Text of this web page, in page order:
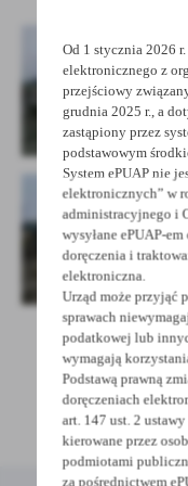
korzystania z
jej do Twoich
funkcjonalne i
dostępność większej
Więcej
Analityczne
Analityczne pliki
dostosowywać do
Cookies analityczne
wykorzystywania witryny
z jaką odwiedzane są
ocenę naszych
popularności wśród
przetwarzane w formie
analityczne pliki
funkcjonalności.
Więcej
Reklamowe
Dzięki reklamowym
informacje i aktualności
Promocyjne pliki
komunikatów na
zwyczajów dotyczących
promocyjne mogą
firm będących naszymi
Firmy te działają w
Więcej POWRÓT
Od 1 stycznia 2026
elektronicznego z
przejściowy
grudnia 2025 r., a
zastąpiony przez
podstawowym
System ePUAP nie
elektronicznych” w
administracyjnego i
wysyłane ePUAP-
doręczenia i
elektroniczna.
Urząd może przyjąć
sprawach
podatkowej lub
wymagają
Podstawą prawną
doręczeniach
art. 147 ust. 2
kierowane przez
podmiotami
za pośrednictwem